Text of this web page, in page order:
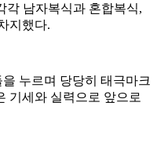
각 남자복식과 혼합복식,
지했다.
누르며 당당히 태극마크
기세와 실력으로 앞으로